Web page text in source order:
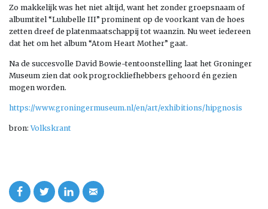
Zo makkelijk was het niet altijd, want het zonder groepsnaam of
albumtitel “Lulubelle III” prominent op de voorkant van de hoes
zetten dreef de platenmaatschappij tot waanzin. Nu weet iedereen
dat het om het album “Atom Heart Mother” gaat.
Na de succesvolle David Bowie-tentoonstelling laat het Groninger
Museum zien dat ook progrockliefhebbers gehoord én gezien
mogen worden.
https://www.groningermuseum.nl/en/art/exhibitions/hipgnosis
bron:Volkskrant